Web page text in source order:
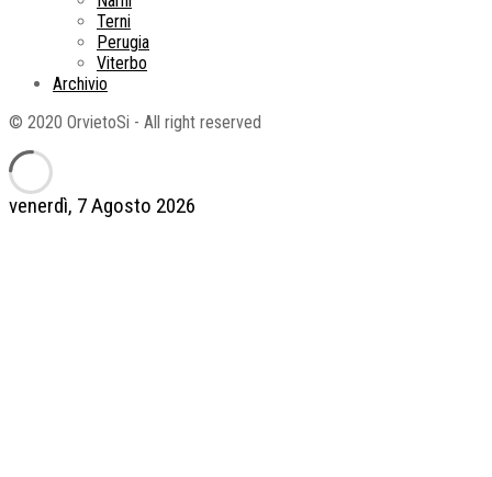
venerdì, 7 Agosto 2026
Terni
Perugia
Viterbo
Archivio
© 2020 OrvietoSi - All right reserved